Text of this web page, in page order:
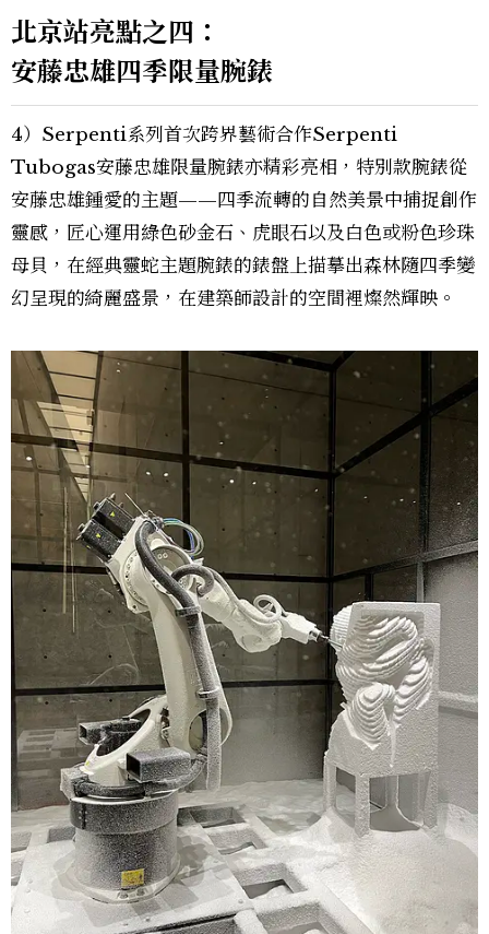
北京站亮點之四：
安藤忠雄四季限量腕錶
4）Serpenti系列首次跨界藝術合作Serpenti
Tubogas安藤忠雄限量腕錶亦精彩亮相，特別款腕錶從
安藤忠雄鍾愛的主題——四季流轉的自然美景中捕捉創作
靈感，匠心運用綠色砂金石、虎眼石以及白色或粉色珍珠
母貝，在經典靈蛇主題腕錶的錶盤上描摹出森林隨四季變
幻呈現的綺麗盛景，在建築師設計的空間裡燦然輝映。